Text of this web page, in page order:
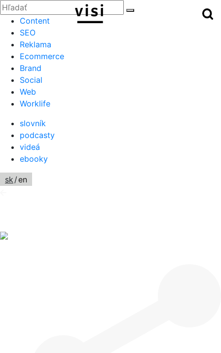
Zatvoriť
Hľadať:
Menu
Content
SEO
Reklama
Ecommerce
Brand
Social
Web
Worklife
slovník
podcasty
videá
ebooky
sk/en